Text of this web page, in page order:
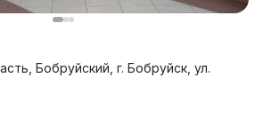
Бобруйский, г. Бобруйск, ул.